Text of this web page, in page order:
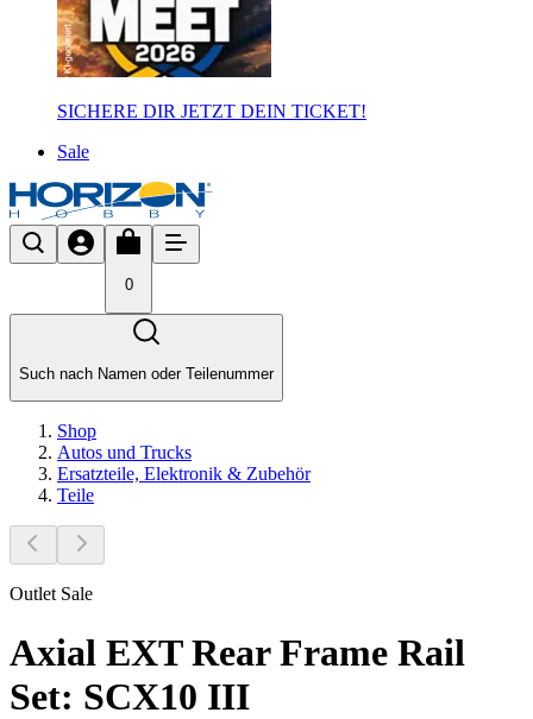
SICHERE DIR JETZT DEIN TICKET!
Sale
0
Such nach Namen oder Teilenummer
Shop
Autos und Trucks
Ersatzteile, Elektronik & Zubehör
Teile
Outlet Sale
Axial EXT Rear Frame Rail
Set: SCX10 III